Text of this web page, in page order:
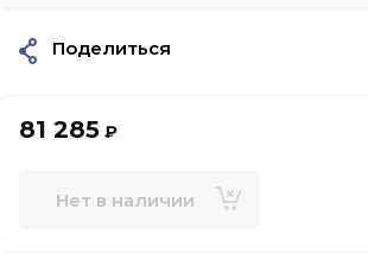
81 285 ₽
Нет в наличии
Поделиться